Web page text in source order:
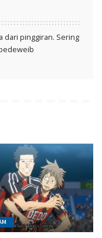
dari pinggiran. Sering